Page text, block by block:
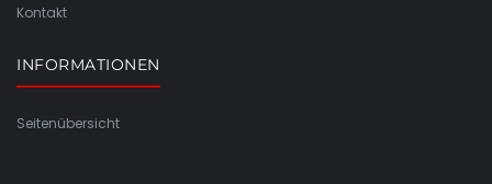
Kontakt
INFORMATIONEN
Seitenübersicht